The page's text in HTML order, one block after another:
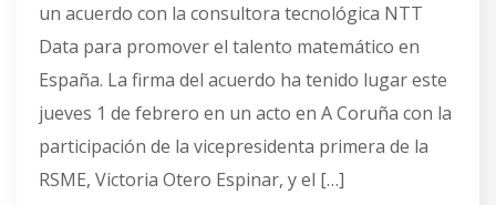
un acuerdo con la consultora tecnológica NTT
Data para promover el talento matemático en
España. La firma del acuerdo ha tenido lugar este
jueves 1 de febrero en un acto en A Coruña con la
participación de la vicepresidenta primera de la
RSME, Victoria Otero Espinar, y el […]